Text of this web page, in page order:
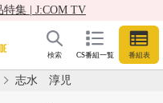
集 | J:COM TV
CS番組一覧 番組表
検索
志水 淳児